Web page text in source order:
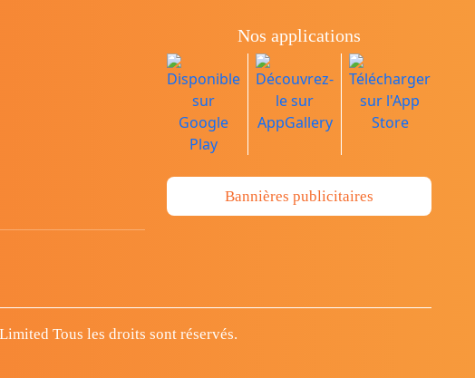
Nos applications
Bannières publicitaires
Tous les droits sont réservés.